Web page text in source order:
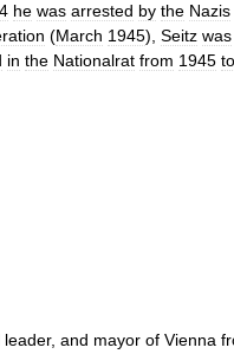
he was arrested by the Nazis
(March 1945), Seitz was
in the Nationalrat from 1945 to
and mayor of Vienna